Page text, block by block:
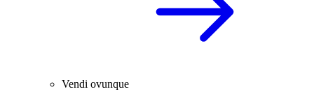
Vendi ovunque